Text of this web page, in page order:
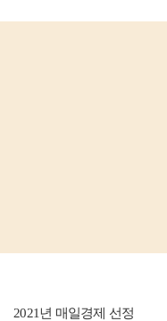
2021년 매일경제 선정